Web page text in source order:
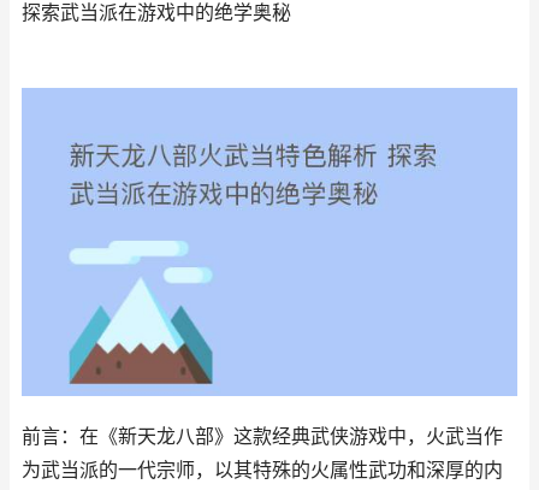
探索武当派在游戏中的绝学奥秘
前言：在《新天龙八部》这款经典武侠游戏中，火武当作
为武当派的一代宗师，以其特殊的火属性武功和深厚的内